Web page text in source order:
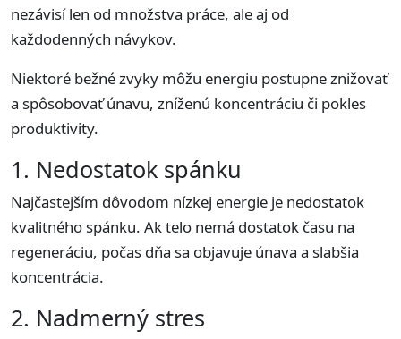
nezávisí len od množstva práce, ale aj od
každodenných návykov.
Niektoré bežné zvyky môžu energiu postupne znižovať
a spôsobovať únavu, zníženú koncentráciu či pokles
produktivity.
1. Nedostatok spánku
Najčastejším dôvodom nízkej energie je nedostatok
kvalitného spánku. Ak telo nemá dostatok času na
regeneráciu, počas dňa sa objavuje únava a slabšia
koncentrácia.
2. Nadmerný stres